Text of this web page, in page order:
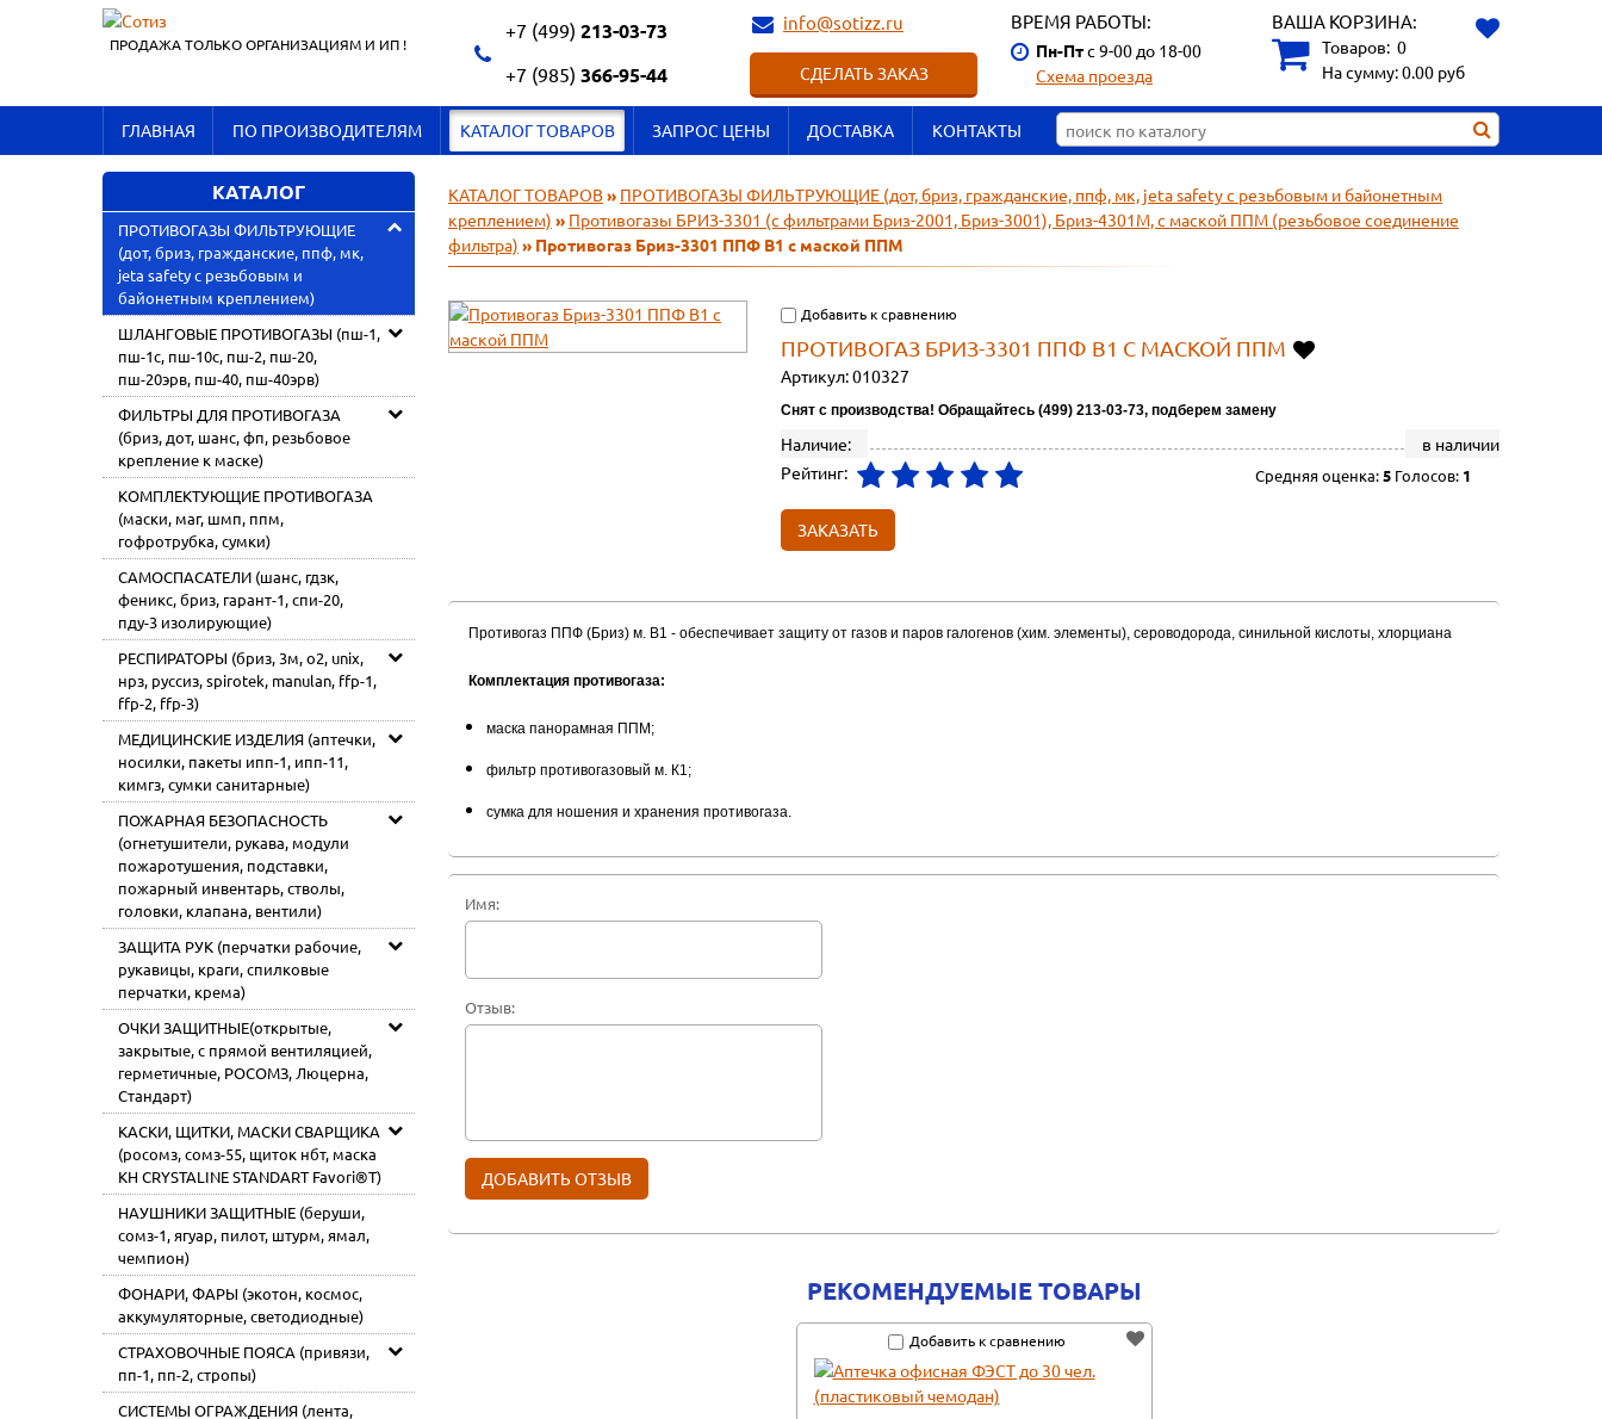
ПРОДАЖА ТОЛЬКО ОРГАНИЗАЦИЯМ И ИП !
+7 (499) 213-03-73
+7 (985) 366-95-44
info@sotizz.ru
СДЕЛАТЬ ЗАКАЗ
ВРЕМЯ РАБОТЫ:
Пн-Птс 9-00 до 18-00
Схема проезда
ВАША КОРЗИНА:
Товаров: 0
На сумму:0.00 руб
ГЛАВНАЯ ПО ПРОИЗВОДИТЕЛЯМ КАТАЛОГ ТОВАРОВ ЗАПРОС ЦЕНЫ ДОСТАВКА КОНТАКТЫ
КАТАЛОГ
ПРОТИВОГАЗЫ ФИЛЬТРУЮЩИЕ
(дот, бриз, гражданские, ппф, мк,
jeta safety с резьбовым и
байонетным креплением)
ШЛАНГОВЫЕ ПРОТИВОГАЗЫ (пш-1,
пш-1с, пш-10с, пш-2, пш-20,
пш-20эрв, пш-40, пш-40эрв)
ФИЛЬТРЫ ДЛЯ ПРОТИВОГАЗА
(бриз, дот, шанс, фп, резьбовое
крепление к маске)
КОМПЛЕКТУЮЩИЕ ПРОТИВОГАЗА
(маски, маг, шмп, ппм,
гофротрубка, сумки)
САМОСПАСАТЕЛИ (шанс, гдзк,
феникс, бриз, гарант-1, спи-20,
пду-3 изолирующие)
РЕСПИРАТОРЫ (бриз, 3м, o2, unix,
нрз, руссиз, spirotek, manulan, ffp-1,
ffp-2, ffp-3)
МЕДИЦИНСКИЕ ИЗДЕЛИЯ (аптечки,
носилки, пакеты ипп-1, ипп-11,
кимгз, сумки санитарные)
ПОЖАРНАЯ БЕЗОПАСНОСТЬ
(огнетушители, рукава, модули
пожаротушения, подставки,
пожарный инвентарь, стволы,
головки, клапана, вентили)
ЗАЩИТА РУК (перчатки рабочие,
рукавицы, краги, спилковые
перчатки, крема)
ОЧКИ ЗАЩИТНЫЕ(открытые,
закрытые, с прямой вентиляцией,
герметичные, РОСОМЗ, Люцерна,
Стандарт)
КАСКИ, ЩИТКИ, МАСКИ СВАРЩИКА
(росомз, сомз-55, щиток нбт, маска
КН CRYSTALINE STANDART Favori®T)
НАУШНИКИ ЗАЩИТНЫЕ (беруши,
сомз-1, ягуар, пилот, штурм, ямал,
чемпион)
ФОНАРИ, ФАРЫ (экотон, космос,
аккумуляторные, светодиодные)
СТРАХОВОЧНЫЕ ПОЯСА (привязи,
пп-1, пп-2, стропы)
СИСТЕМЫ ОГРАЖДЕНИЯ (лента,
КАТАЛОГ ТОВАРОВ» ПРОТИВОГАЗЫ ФИЛЬТРУЮЩИЕ (дот, бриз, гражданские, ппф, мк, jeta safety с резьбовым и байонетным
креплением) » Противогазы БРИЗ-3301 (с фильтрами Бриз-2001, Бриз-3001), Бриз-4301М, с маской ППМ (резьбовое соединение
фильтра) » Противогаз Бриз-3301 ППФ В1 с маской ППМ
Добавить к сравнению
ПРОТИВОГАЗ БРИЗ-3301 ППФ В1 С МАСКОЙ ППМ
Артикул:010327
Снят с производства! Обращайтесь (499) 213-03-73, подберем замену
Наличие:
в наличии
Рейтинг:
Средняя оценка:5 Голосов: 1
ЗАКАЗАТЬ
Противогаз ППФ (Бриз) м. В1 - обеспечивает защиту от газов и паров галогенов (хим. элементы), сероводорода, синильной кислоты, хлорциана
Комплектация противогаза:
маска панорамная ППМ;
фильтр противогазовый м. К1;
сумка для ношения и хранения противогаза.
Имя:
Отзыв:
РЕКОМЕНДУЕМЫЕ ТОВАРЫ
Добавить к сравнению